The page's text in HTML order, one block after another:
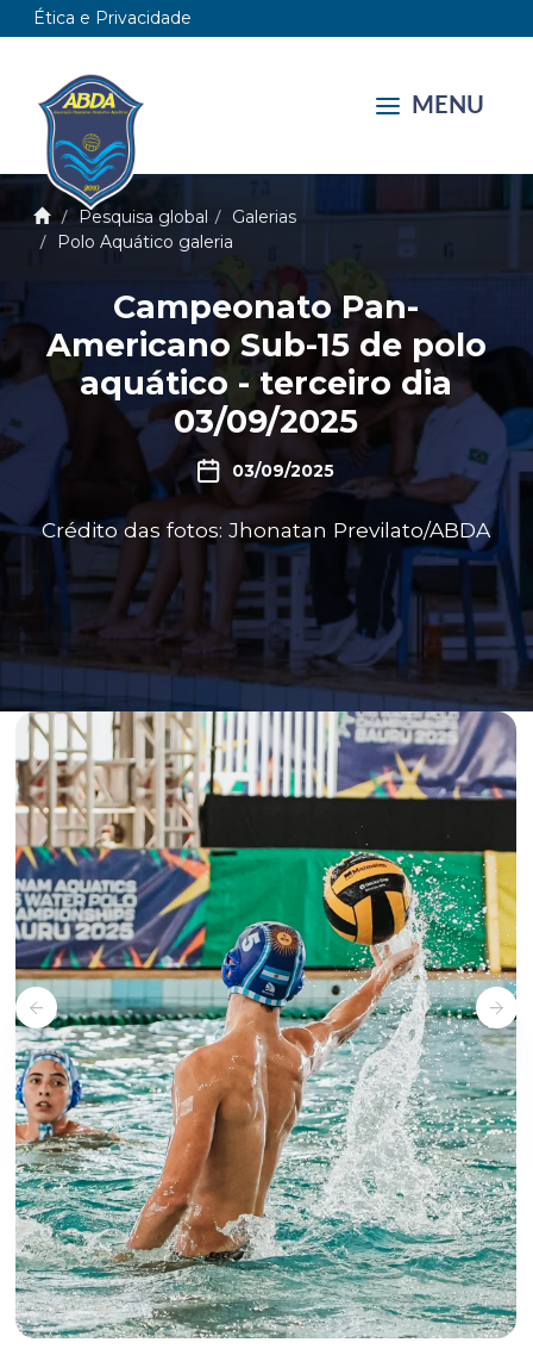
Ética e Privacidade
MENU
Pesquisa global
Galerias
Polo Aquático galeria
Campeonato Pan-
Americano Sub-15 de polo
aquático - terceiro dia
03/09/2025
03/09/2025
Crédito das fotos: Jhonatan Previlato/ABDA